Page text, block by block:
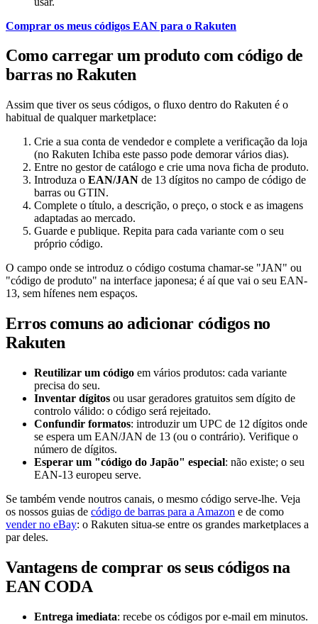
Comprar os meus códigos EAN para o Rakuten
Como carregar um produto com código de
barras no Rakuten
Assim que tiver os seus códigos, o fluxo dentro do Rakuten é o
habitual de qualquer marketplace:
Crie a sua conta de vendedor e complete a verificação da loja
(no Rakuten Ichiba este passo pode demorar vários dias).
Entre no gestor de catálogo e crie uma nova ficha de produto.
Introduza o EAN/JAN de 13 dígitos no campo de código de
barras ou GTIN.
Complete o título, a descrição, o preço, o stock e as imagens
adaptadas ao mercado.
Guarde e publique. Repita para cada variante com o seu
próprio código.
O campo onde se introduz o código costuma chamar-se "JAN" ou
"código de produto" na interface japonesa; é aí que vai o seu EAN-
13, sem hífenes nem espaços.
Erros comuns ao adicionar códigos no
Rakuten
Reutilizar um código em vários produtos: cada variante
precisa do seu.
Inventar dígitos ou usar geradores gratuitos sem dígito de
controlo válido: o código será rejeitado.
Confundir formatos: introduzir um UPC de 12 dígitos onde
se espera um EAN/JAN de 13 (ou o contrário). Verifique o
número de dígitos.
Esperar um "código do Japão" especial: não existe; o seu
EAN-13 europeu serve.
Se também vende noutros canais, o mesmo código serve-lhe. Veja
os nossos guias de código de barras para a Amazon e de como
vender no eBay: o Rakuten situa-se entre os grandes marketplaces a
par deles.
Vantagens de comprar os seus códigos na
EAN CODA
Entrega imediata: recebe os códigos por e-mail em minutos.